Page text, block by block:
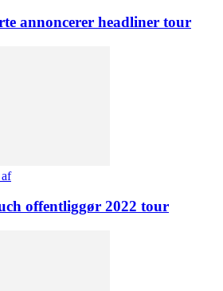
annoncerer headliner tour
offentliggør 2022 tour